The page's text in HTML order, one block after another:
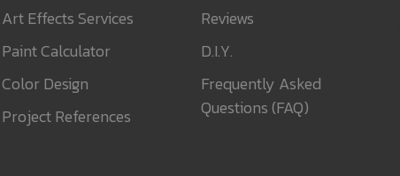
Art Effects Services
Paint Calculator
Color Design
Project References
Reviews
D.I.Y.
Frequently Asked
Questions (FAQ)